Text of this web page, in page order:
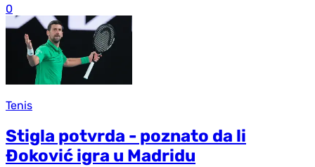
0
Tenis
Stigla potvrda - poznato da li
Đoković igra u Madridu